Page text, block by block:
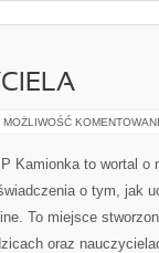
MOŻLIWOŚĆ
Kamionka to wortal o
o tym, jak
To miejsce
oraz